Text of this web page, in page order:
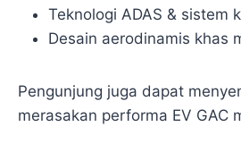
Teknologi ADAS & sistem
Desain aerodinamis khas
Pengunjung juga dapat
merasakan performa EV GAC